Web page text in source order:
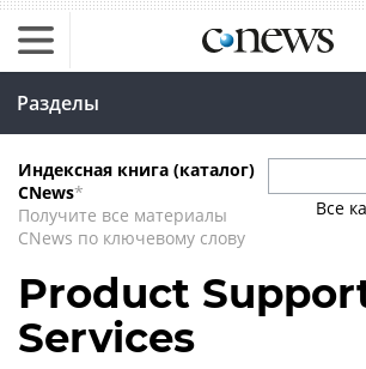
Разделы
Индексная книга (каталог)
CNews*
Получите все материалы
CNews по ключевому слову
Все
Product
Services